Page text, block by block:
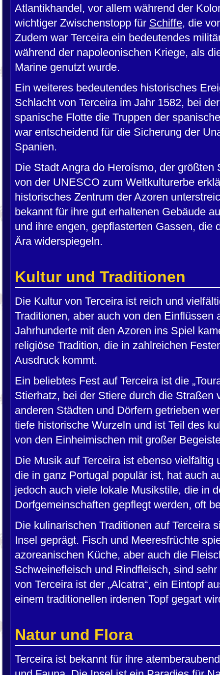
Atlantikhandel, vor allem während der
wichtiger Zwischenstopp für Schiffe, die
Zudem war Terceira ein bedeutendes
während der napoleonischen Kriege, als
Marine genutzt wurde.
Ein weiteres bedeutendes historisches
Schlacht von Terceira im Jahr 1582, bei
spanische Flotte die Truppen der
war entscheidend für die Sicherung der
Spanien.
Die Stadt Angra do Heroísmo, der größten
von der UNESCO zum Weltkulturerbe
historisches Zentrum der Azoren
bekannt für ihre gut erhaltenen Gebäude
und ihre engen, gepflasterten Gassen, die
Ära widerspiegeln.
Kultur und Traditionen
Die Kultur von Terceira ist reich und
Traditionen, aber auch von den Einflüssen
Jahrhunderte mit den Azoren ins Spiel
religiöse Tradition, die in zahlreichen
Ausdruck kommt.
Ein beliebtes Fest auf Terceira ist die
Stierhatz, bei der Stiere durch die Straßen
anderen Städten und Dörfern getrieben
tiefe historische Wurzeln und ist Teil des
von den Einheimischen mit großer
Die Musik auf Terceira ist ebenso vielfältig
die in ganz Portugal populär ist, hat auch
jedoch auch viele lokale Musikstile, die in
Dorfgemeinschaften gepflegt werden, oft
Die kulinarischen Traditionen auf Terceira
Insel geprägt. Fisch und Meeresfrüchte
azoreanischen Küche, aber auch die
Schweinefleisch und Rindfleisch, sind
von Terceira ist der „Alcatra“, ein Eintopf
einem traditionellen irdenen Topf gegart
Natur und Flora
Terceira ist bekannt für ihre